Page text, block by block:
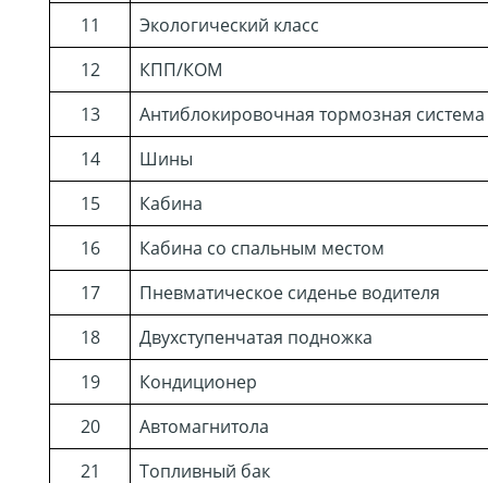
11
Экологический класс
12
КПП/КОМ
13
Антиблокировочная тормозная система
14
Шины
15
Кабина
16
Кабина со спальным местом
17
Пневматическое сиденье водителя
18
Двухступенчатая подножка
19
Кондиционер
20
Автомагнитола
21
Топливный бак